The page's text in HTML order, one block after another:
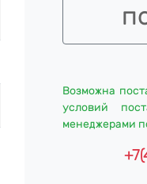
Возможна
условий
менеджерами